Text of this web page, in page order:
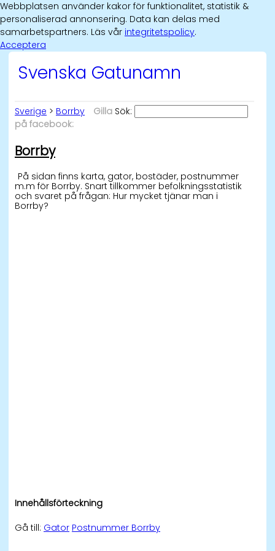
Webbplatsen använder kakor för funktionalitet, statistik &
personaliserad annonsering. Data kan delas med
samarbetspartners. Läs vår integritetspolicy.
Acceptera
Svenska Gatunamn
Sverige > Borrby Sök:
Gilla
på facebook:
Borrby
På sidan finns karta, gator, bostäder, postnummer
m.m för Borrby. Snart tillkommer befolkningsstatistik
och svaret på frågan: Hur mycket tjänar man i
Borrby?
Innehållsförteckning
Gå till: Gator Postnummer Borrby